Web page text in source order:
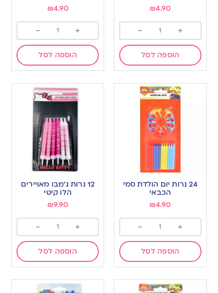
₪4.90
+
-
הוספה לסל
₪4.90
+
-
הוספה לסל
24 נרות יום הולדת סמי
הכבאי
₪4.90
+
-
הוספה לסל
12 נרות ג’מבו מאויירים
הלו קיטי
₪9.90
+
-
הוספה לסל